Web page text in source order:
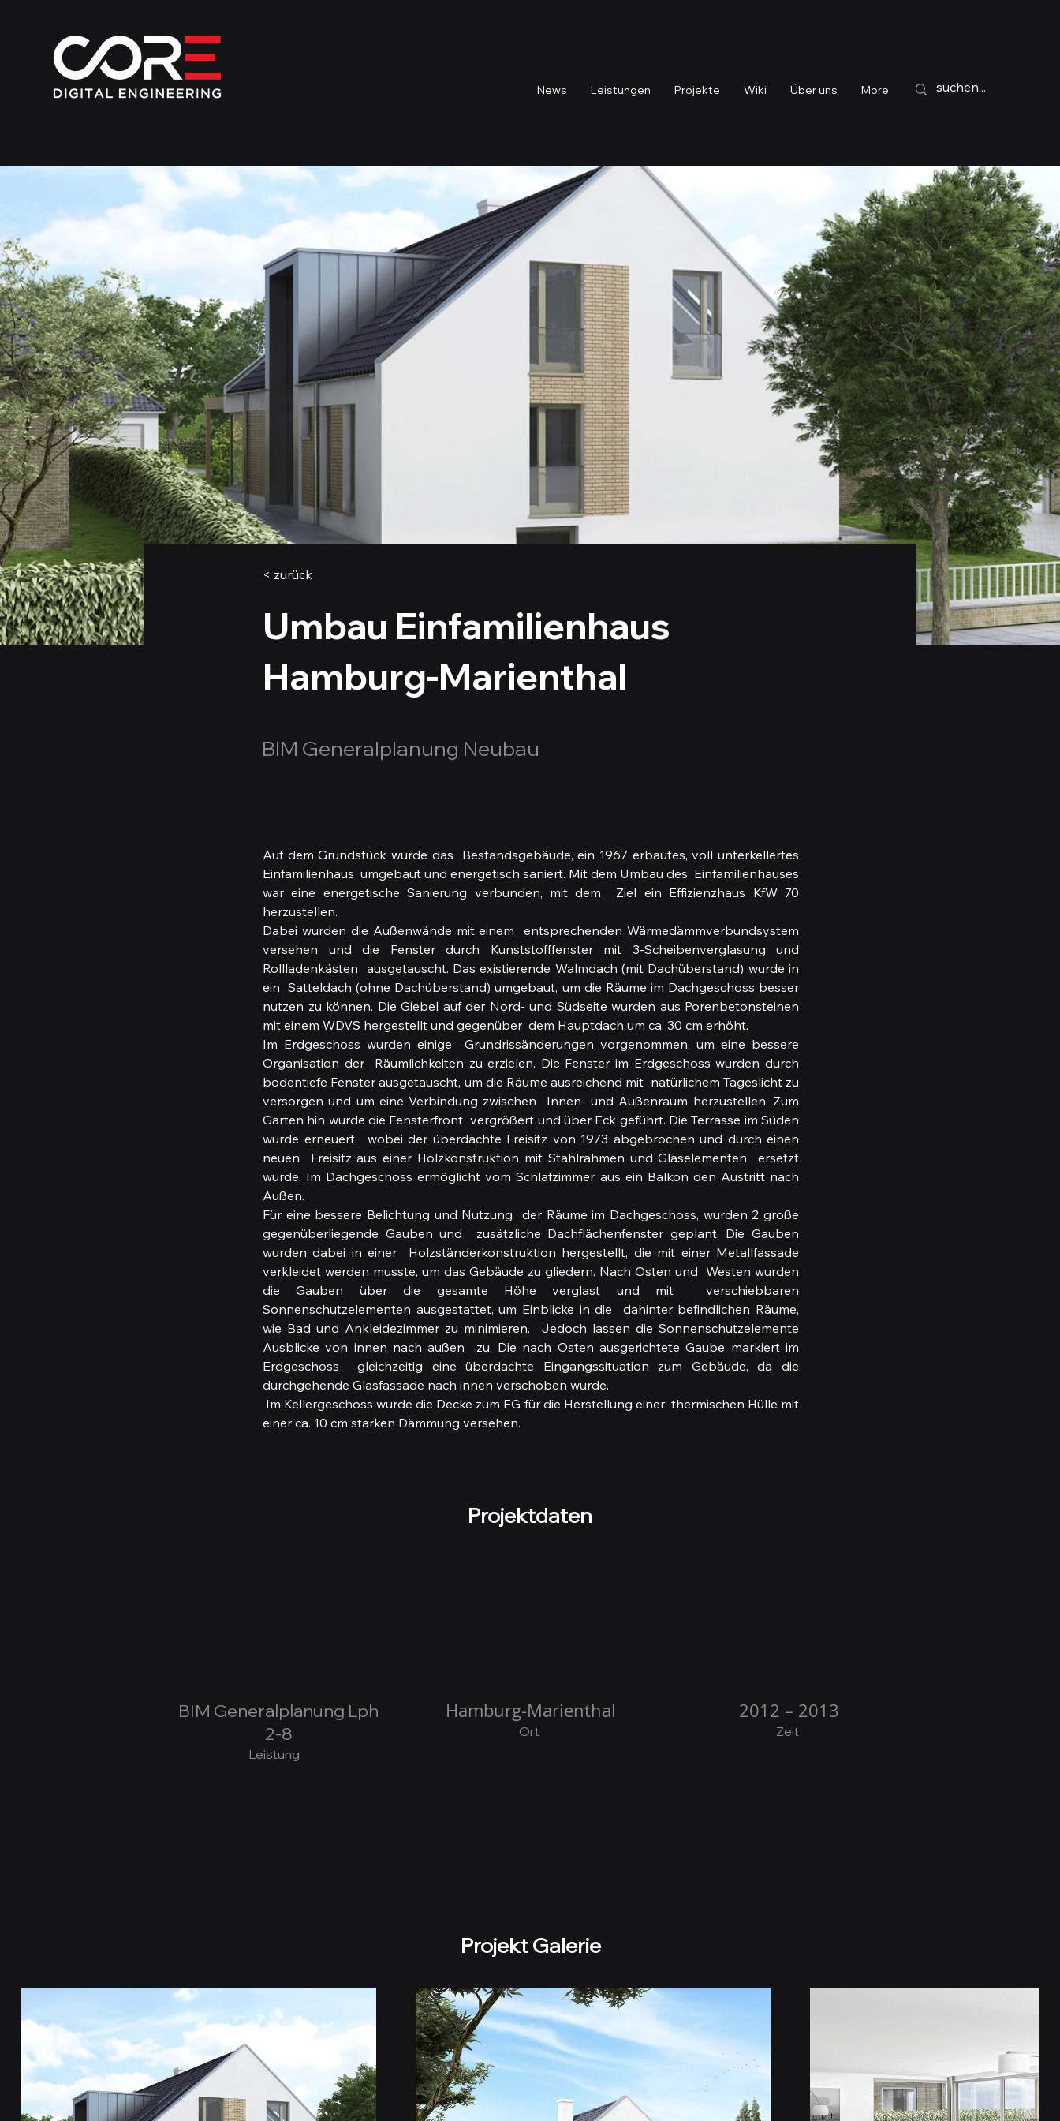
News Leistungen Projekte Wiki Über uns More
< zurück
Umbau Einfamilienhaus
Hamburg-Marienthal
BIM Generalplanung Neubau
Auf dem Grundstück wurde das  Bestandsgebäude, ein 1967 erbautes, voll unterkellertes
Einfamilienhaus  umgebaut und energetisch saniert. Mit dem Umbau des  Einfamilienhauses
war eine energetische Sanierung verbunden, mit dem  Ziel ein Effizienzhaus KfW 70
herzustellen.
Dabei wurden die Außenwände mit einem  entsprechenden Wärmedämmverbundsystem
versehen und die Fenster durch Kunststofffenster mit 3-Scheibenverglasung und
Rollladenkästen  ausgetauscht. Das existierende Walmdach (mit Dachüberstand) wurde in
ein  Satteldach (ohne Dachüberstand) umgebaut, um die Räume im Dachgeschoss besser
nutzen zu können. Die Giebel auf der Nord- und Südseite wurden aus Porenbetonsteinen
mit einem WDVS hergestellt und gegenüber  dem Hauptdach um ca. 30 cm erhöht.
Im Erdgeschoss wurden einige  Grundrissänderungen vorgenommen, um eine bessere
Organisation der  Räumlichkeiten zu erzielen. Die Fenster im Erdgeschoss wurden durch
bodentiefe Fenster ausgetauscht, um die Räume ausreichend mit  natürlichem Tageslicht zu
versorgen und um eine Verbindung zwischen  Innen- und Außenraum herzustellen. Zum
Garten hin wurde die Fensterfront  vergrößert und über Eck geführt. Die Terrasse im Süden
wurde erneuert,  wobei der überdachte Freisitz von 1973 abgebrochen und durch einen
neuen  Freisitz aus einer Holzkonstruktion mit Stahlrahmen und Glaselementen  ersetzt
wurde. Im Dachgeschoss ermöglicht vom Schlafzimmer aus ein Balkon den Austritt nach
Außen.
Für eine bessere Belichtung und Nutzung  der Räume im Dachgeschoss, wurden 2 große
gegenüberliegende Gauben und  zusätzliche Dachflächenfenster geplant. Die Gauben
wurden dabei in einer  Holzständerkonstruktion hergestellt, die mit einer Metallfassade
verkleidet werden musste, um das Gebäude zu gliedern. Nach Osten und  Westen wurden
die Gauben über die gesamte Höhe verglast und mit  verschiebbaren
Sonnenschutzelementen ausgestattet, um Einblicke in die  dahinter befindlichen Räume,
wie Bad und Ankleidezimmer zu minimieren.  Jedoch lassen die Sonnenschutzelemente
Ausblicke von innen nach außen  zu. Die nach Osten ausgerichtete Gaube markiert im
Erdgeschoss  gleichzeitig eine überdachte Eingangssituation zum Gebäude, da die
durchgehende Glasfassade nach innen verschoben wurde.
einer ca. 10 cm starken Dämmung versehen.
Projektdaten
BIM Generalplanung Lph
2-8
Leistung
Hamburg-Marienthal
Ort
2012 – 2013
Zeit
Projekt Galerie